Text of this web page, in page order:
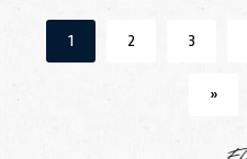
1 2 3
»